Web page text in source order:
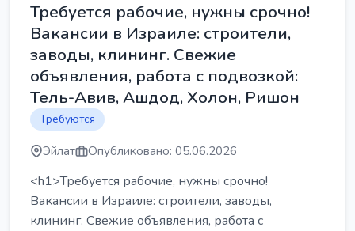
Требуется рабочие, нужны срочно!
Вакансии в Израиле: строители,
заводы, клининг. Свежие
объявления, работа с подвозкой:
Тель-Авив, Ашдод, Холон, Ришон
Требуются
Эйлат Опубликовано: 05.06.2026
<h1>Требуется рабочие, нужны срочно!
Вакансии в Израиле: строители, заводы,
клининг. Свежие объявления, работа с